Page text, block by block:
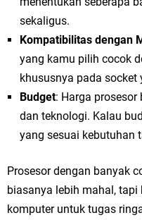
sekaligus.
Kompatibilitas dengan
yang kamu pilih cocok
khususnya pada socket
Budget: Harga
dan teknologi. Kalau
yang sesuai kebutuhan
Prosesor dengan banyak
biasanya lebih mahal,
komputer untuk tugas